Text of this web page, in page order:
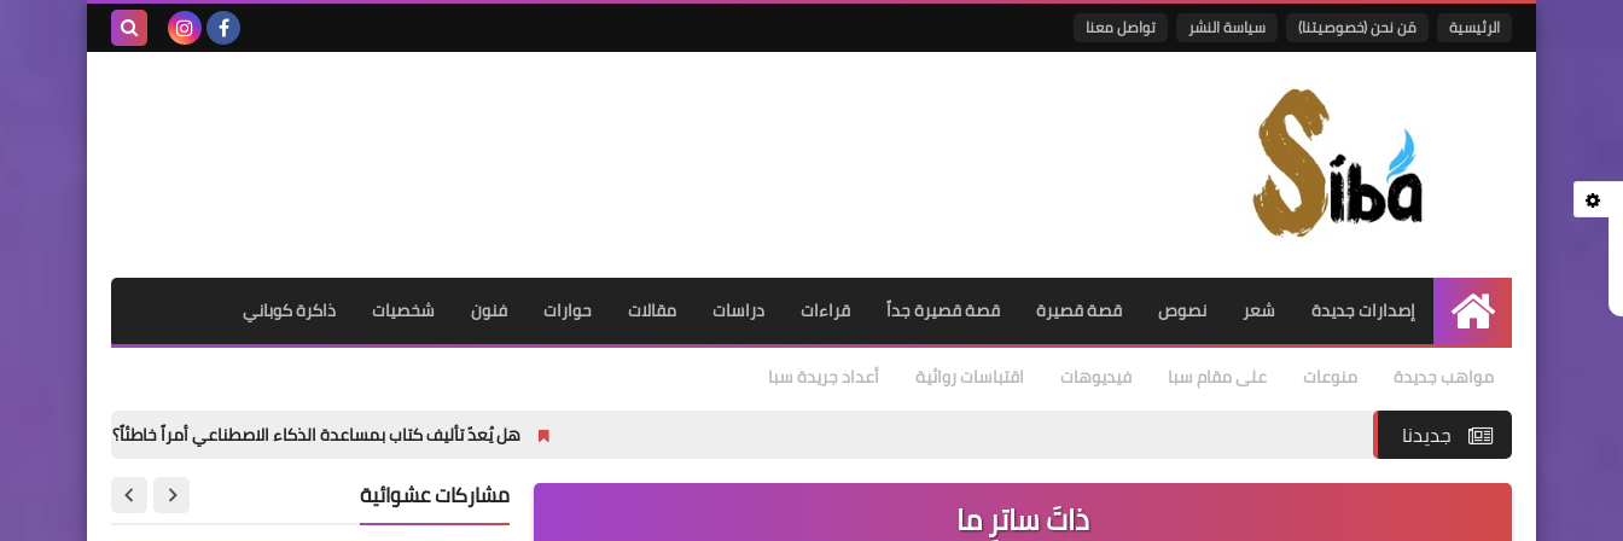
الرئيسية مَن نحن (خصوصيتنا) سياسة النشر تواصل معنا
الرئيسية
إصدارات جديدة شعر نصوص قصة قصيرة قصة قصيرة جداً قراءات دراسات مقالات حوارات فنون شخصيات ذاكرة كوباني
مواهب جديدة منوعات على مقام سبا فيديوهات اقتباسات روائية أعداد جريدة سبا
جديدنا هل يُعدّ تأليف كتاب بمساعدة الذكاء الاصطناعي أمراً خاطئاً؟ «الدموع حين تغدو
ذاتَ ساترٍ ما مشاركات عشوائية